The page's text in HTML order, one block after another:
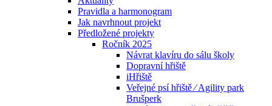
Pravidla a harmonogram
Jak navrhnout projekt
Předložené projekty
Ročník 2025
Návrat klavíru do sálu školy
Dopravní hřiště
iHřiště
Veřejné psí hřiště ⁄ Agility park
Brušperk